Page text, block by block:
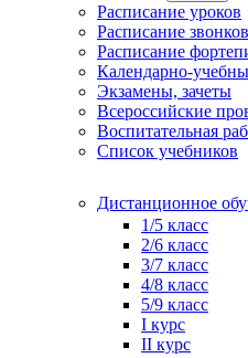
Расписание уроков
Расписание звонков
Расписание
Календарно-
Экзамены, зачеты
Всероссийские
Воспитательная
Список учебников
Дистанционное
1/5 класс
2/6 класс
3/7 класс
4/8 класс
5/9 класс
I курс
II курс